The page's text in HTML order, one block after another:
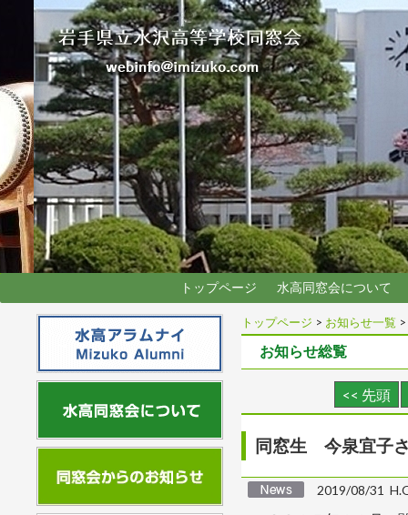
トップページ 水高同窓会について
トップページ > お知らせ一覧
お知らせ総覧
<< 先頭
同窓生 今泉宜子
2019/08/31